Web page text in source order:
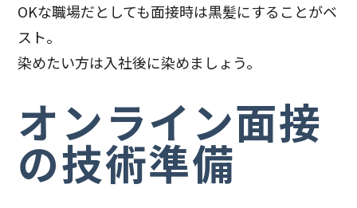
OKな職場だとしても面接時は黒髪にすることがベ
スト。
染めたい方は入社後に染めましょう。
オンライン面接
の技術準備